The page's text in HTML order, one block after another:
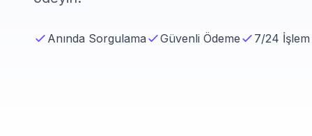
Anında Sorgulama Güvenli Ödeme 7/24 İşlem